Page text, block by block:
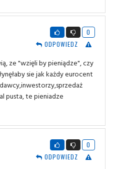
0
ODPOWIEDZ
ze "wzięli by pieniądze", czy
sie jak każdy eurocent
pusta, te pieniadze
0
ODPOWIEDZ